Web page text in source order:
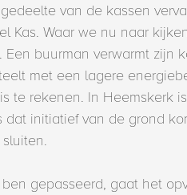
van de kassen
Kas. Waar we nu naar
Een buurman verwarmt zijn
met een lagere
te rekenen. In Heemskerk
dat initiatief van de grond
gepasseerd, gaat het